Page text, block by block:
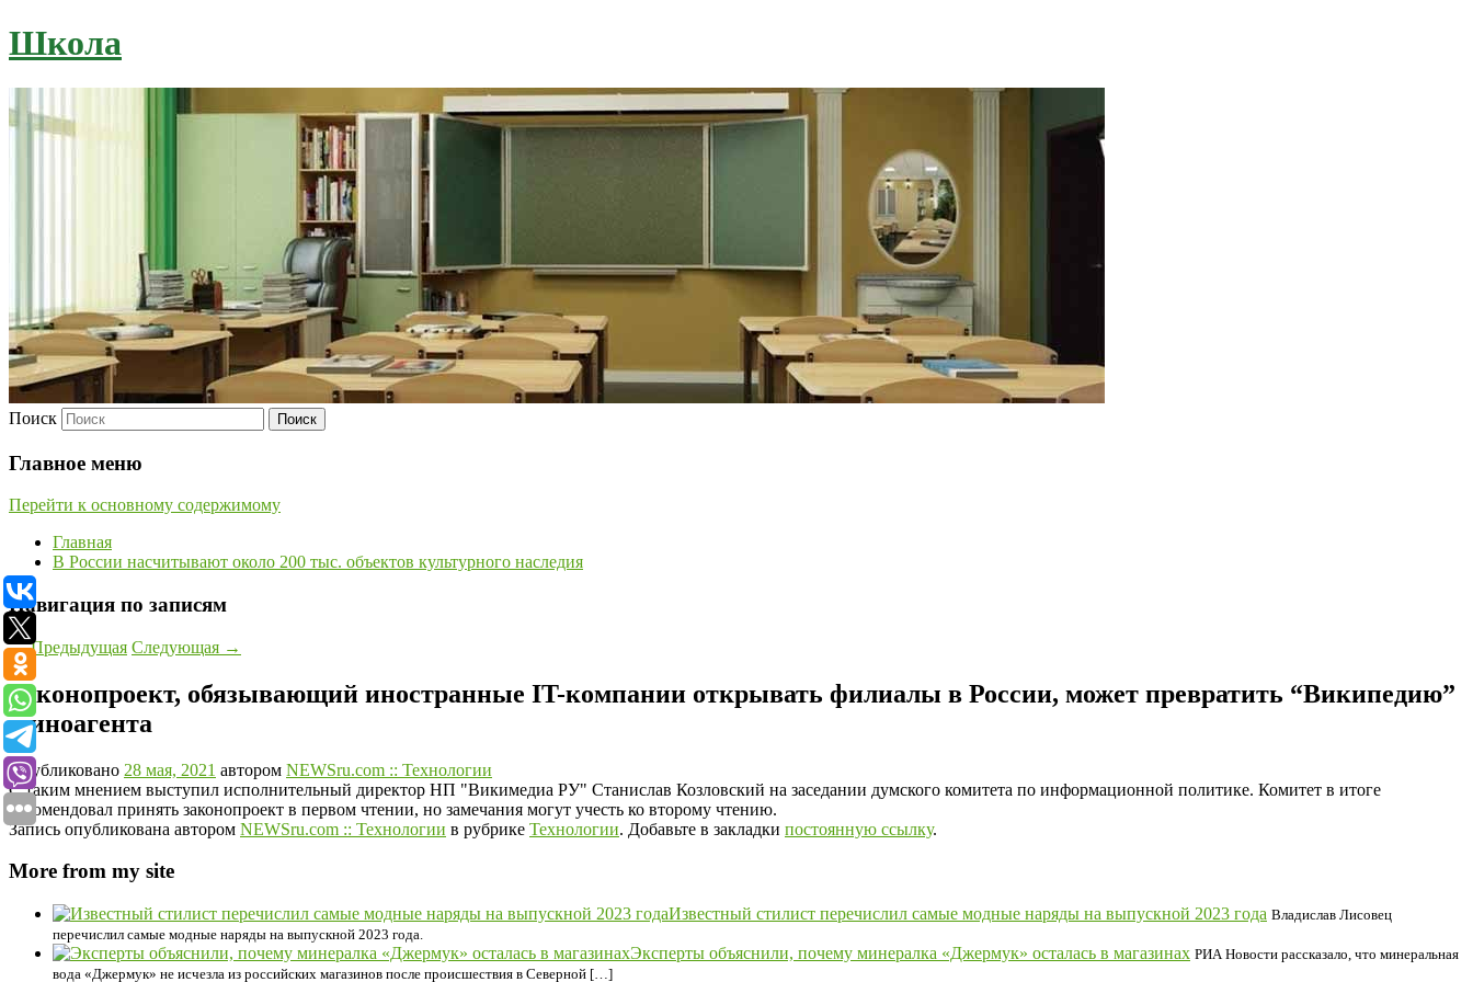
Школа
Поиск
Главное меню
Перейти к основному содержимому
Главная
В России насчитывают около 200 тыс. объектов культурного наследия
Навигация по записям
←Предыдущая Следующая →
Законопроект, обязывающий иностранные IT-компании открывать филиалы в России, может превратить “Википедию”
в иноагента
Опубликовано 28 мая, 2021 автором NEWSru.com :: Технологии
С таким мнением выступил исполнительный директор НП "Викимедиа РУ" Станислав Козловский на заседании думского комитета по информационной политике. Комитет в итоге
рекомендовал принять законопроект в первом чтении, но замечания могут учесть ко второму чтению.
Запись опубликована автором NEWSru.com :: Технологии в рубрике Технологии. Добавьте в закладки постоянную ссылку.
More from my site
Известный стилист перечислил самые модные наряды на выпускной 2023 года Владислав Лисовец
перечислил самые модные наряды на выпускной 2023 года.
Эксперты объяснили, почему минералка «Джермук» осталась в магазинах РИА Новости рассказало, что минеральная
вода «Джермук» не исчезла из российских магазинов после происшествия в Северной […]